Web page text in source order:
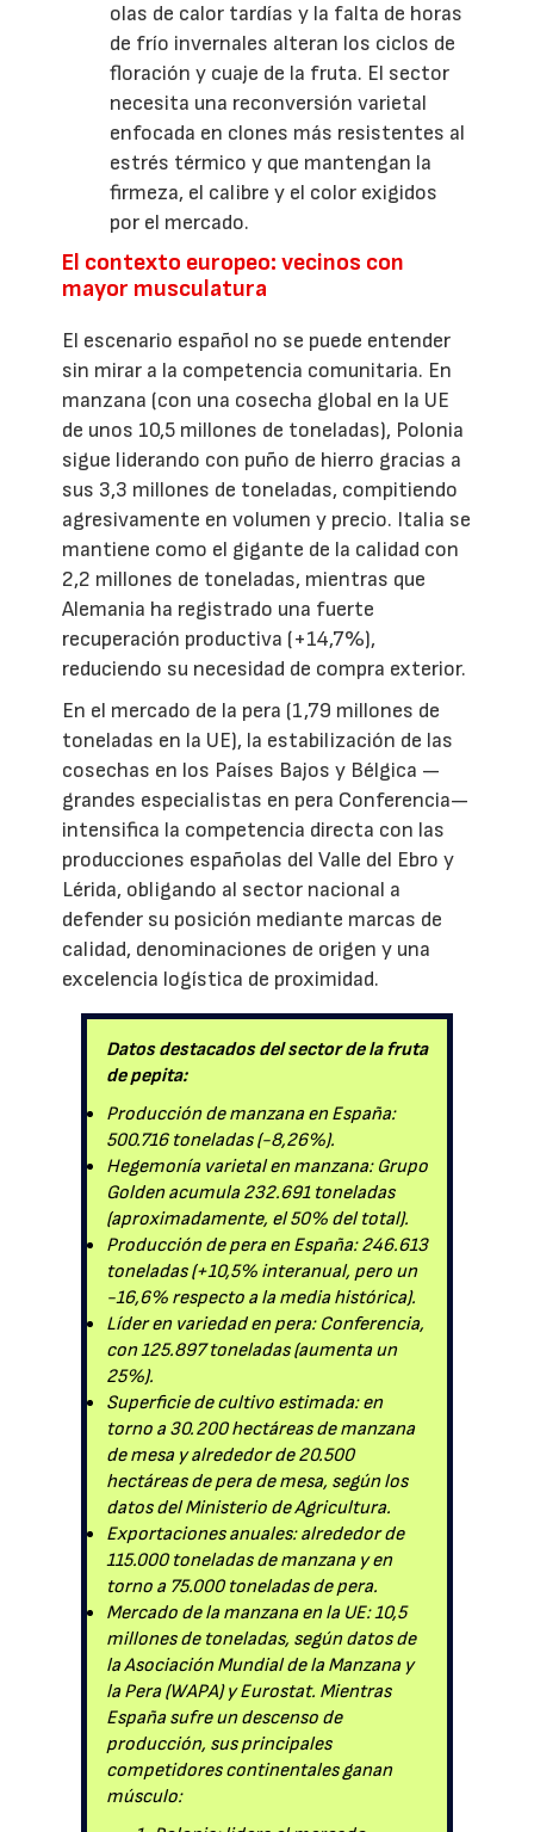
olas de calor tardías y la falta de horas
de frío invernales alteran los ciclos de
floración y cuaje de la fruta. El sector
necesita una reconversión varietal
enfocada en clones más resistentes al
estrés térmico y que mantengan la
firmeza, el calibre y el color exigidos
por el mercado.
El contexto europeo: vecinos con
mayor musculatura
El escenario español no se puede entender
sin mirar a la competencia comunitaria. En
manzana (con una cosecha global en la UE
de unos 10,5 millones de toneladas), Polonia
sigue liderando con puño de hierro gracias a
sus 3,3 millones de toneladas, compitiendo
agresivamente en volumen y precio. Italia se
mantiene como el gigante de la calidad con
2,2 millones de toneladas, mientras que
Alemania ha registrado una fuerte
recuperación productiva (+14,7%),
reduciendo su necesidad de compra exterior.
En el mercado de la pera (1,79 millones de
toneladas en la UE), la estabilización de las
cosechas en los Países Bajos y Bélgica —
grandes especialistas en pera Conferencia—
intensifica la competencia directa con las
producciones españolas del Valle del Ebro y
Lérida, obligando al sector nacional a
defender su posición mediante marcas de
calidad, denominaciones de origen y una
excelencia logística de proximidad.
Datos destacados del sector de la fruta
de pepita:
Producción de manzana en España:
500.716 toneladas (-8,26%).
Hegemonía varietal en manzana: Grupo
Golden acumula 232.691 toneladas
(aproximadamente, el 50% del total).
Producción de pera en España: 246.613
toneladas (+10,5% interanual, pero un
-16,6% respecto a la media histórica).
Líder en variedad en pera: Conferencia,
con 125.897 toneladas (aumenta un
25%).
Superficie de cultivo estimada: en
torno a 30.200 hectáreas de manzana
de mesa y alrededor de 20.500
hectáreas de pera de mesa, según los
datos del Ministerio de Agricultura.
Exportaciones anuales: alrededor de
115.000 toneladas de manzana y en
torno a 75.000 toneladas de pera.
Mercado de la manzana en la UE: 10,5
millones de toneladas, según datos de
la Asociación Mundial de la Manzana y
la Pera (WAPA) y Eurostat. Mientras
España sufre un descenso de
producción, sus principales
competidores continentales ganan
músculo: